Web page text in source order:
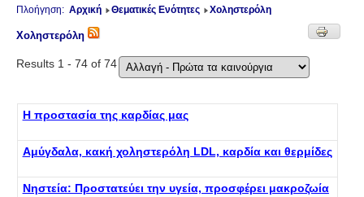
Πλοήγηση: Αρχική Θεματικές Ενότητες Χοληστερόλη
Χοληστερόλη
Results 1 - 74 of 74
Η προστασία της καρδίας μας
Αμύγδαλα, κακή χοληστερόλη LDL, καρδία και θερμίδες
Νηστεία: Προστατεύει την υγεία, προσφέρει μακροζωία